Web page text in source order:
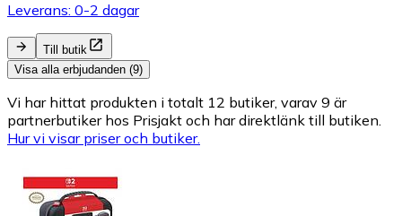
Leverans: 0-2 dagar
Till butik
Visa alla erbjudanden (9)
Vi har hittat produkten i totalt 12 butiker, varav 9 är
partnerbutiker hos Prisjakt och har direktlänk till butiken.
Hur vi visar priser och butiker.